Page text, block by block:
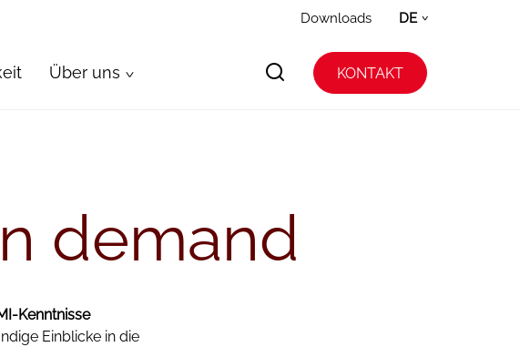
Downloads DE
Über uns KONTAKT
demand
Kenntnisse
Einblicke in die